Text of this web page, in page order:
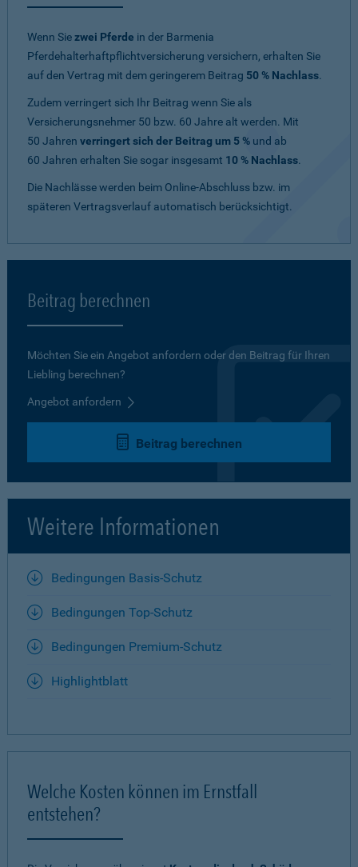
Wenn Siezwei Pferde in der Barmenia
Pferdehalterhaftpflichtversicherung versichern, erhalten Sie
auf den Vertrag mit dem geringerem Beitrag 50 % Nachlass.
Zudem verringert sich Ihr Beitrag wenn Sie als
Versicherungsnehmer 50 bzw. 60 Jahre alt werden. Mit
50 Jahren verringert sich der Beitrag um 5 % und ab
60 Jahren erhalten Sie sogar insgesamt 10 % Nachlass.
Die Nachlässe werden beim Online-Abschluss bzw. im
späteren Vertragsverlauf automatisch berücksichtigt.
Beitrag berechnen
Möchten Sie ein Angebot anfordern oder den Beitrag für Ihren
Liebling berechnen?
Angebot anfordern
Beitrag berechnen
Weitere Informationen
Bedingungen Basis-Schutz
Bedingungen Top-Schutz
Bedingungen Premium-Schutz
Highlightblatt
Welche Kosten können im Ernstfall
entstehen?